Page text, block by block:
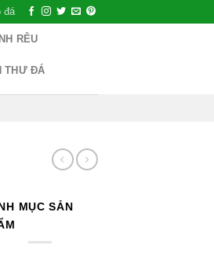
đá
RÊU
THƯ ĐÁ
MỤC SẢN